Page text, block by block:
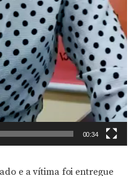
00:34
e a vítima foi entregue